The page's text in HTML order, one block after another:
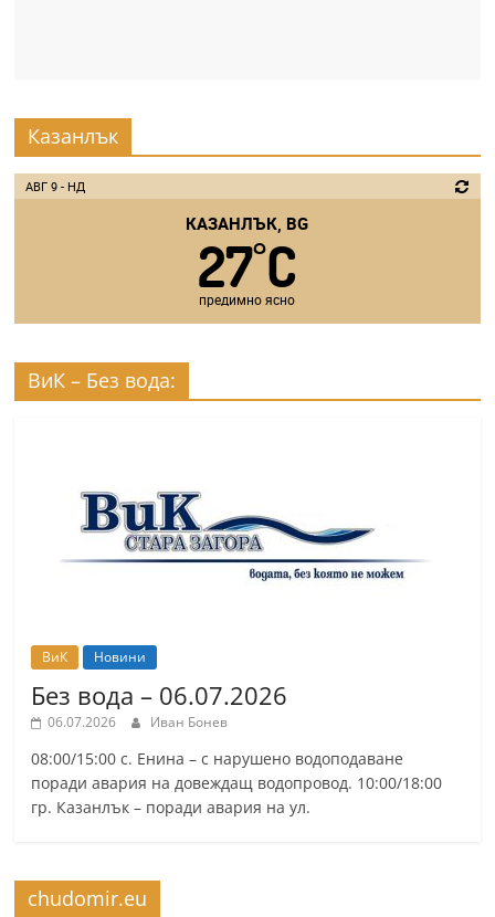
Казанлък
АВГ 9 - НД
КАЗАНЛЪК, BG
27°C
предимно ясно
ВиК – Без вода:
ВиК Новини
Без вода – 06.07.2026
06.07.2026 Иван Бонев
08:00/15:00 с. Енина – с нарушено водоподаване
поради авария на довеждащ водопровод. 10:00/18:00
гр. Казанлък – поради авария на ул.
chudomir.eu